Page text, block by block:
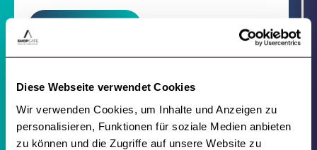
Diese Webseite verwendet Cookies
Wir verwenden Cookies, um Inhalte und Anzeigen zu
personalisieren, Funktionen für soziale Medien anbieten
zu können und die Zugriffe auf unsere Website zu
Mehr dazu in unsererDatenschutzerklärung .